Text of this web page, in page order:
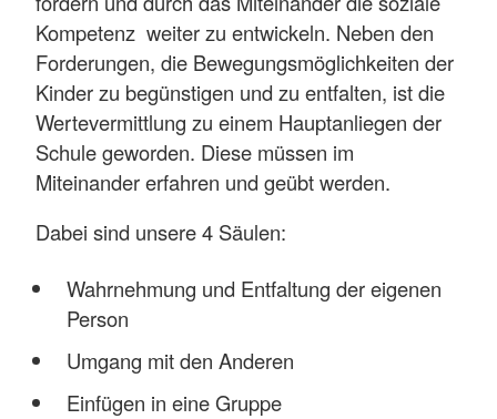
Kompetenz weiter zu entwickeln. Neben den
Forderungen, die Bewegungsmöglichkeiten der
Kinder zu begünstigen und zu entfalten, ist die
Wertevermittlung zu einem Hauptanliegen der
Schule geworden. Diese müssen im
Miteinander erfahren und geübt werden.
Dabei sind unsere 4 Säulen:
Wahrnehmung und Entfaltung der eigenen
Person
Umgang mit den Anderen
Einfügen in eine Gruppe